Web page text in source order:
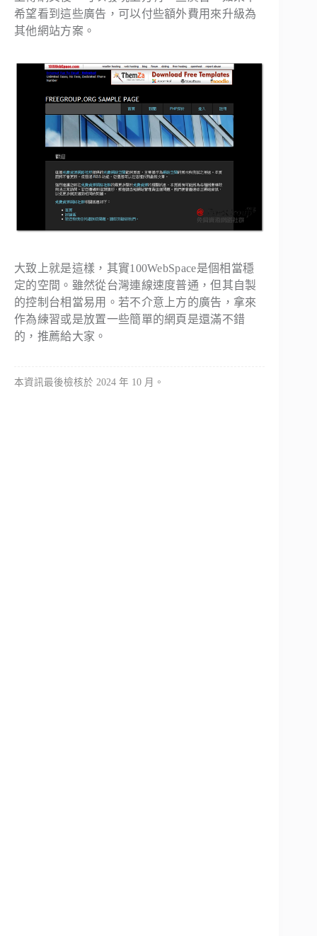
希望看到這些廣告，可以付些額外費用來升級為
其他網站方案。
大致上就是這樣，其實100WebSpace是個相當穩
定的空間。雖然從台灣連線速度普通，但其自製
的控制台相當易用。若不介意上方的廣告，拿來
作為練習或是放置一些簡單的網頁是還滿不錯
的，推薦給大家。
本資訊最後檢核於 2024 年 10 月。